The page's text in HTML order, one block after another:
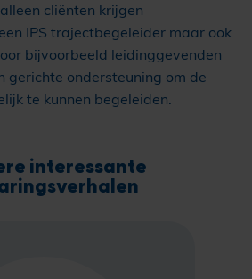
cliënten krijgen
IPS trajectbegeleider maar ook
bijvoorbeeld leidinggevenden
gerichte ondersteuning om de
te kunnen begeleiden.
interessante